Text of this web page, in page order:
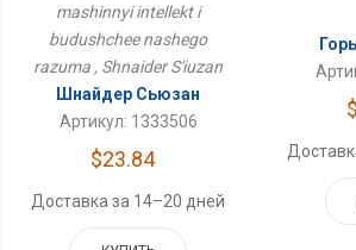
mashinnyi intellekt i
budushchee nashego
razuma , Shnaider S'iuzan
Шнайдер Сьюзан
Артикул: 1333506
$23.84
Доставка за 14–20 дней